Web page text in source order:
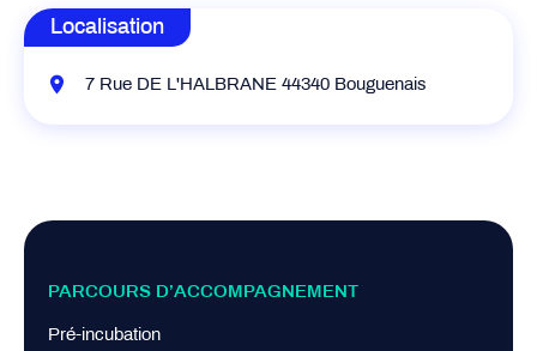
Localisation
7 Rue DE L'HALBRANE 44340 Bouguenais
PARCOURS D’ACCOMPAGNEMENT
Pré-incubation